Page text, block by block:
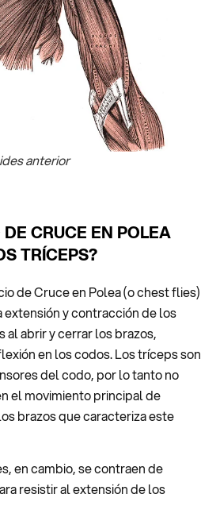
anterior
CRUCE EN POLEA
TRÍCEPS?
de Cruce en Polea (o chest flies)
extensión y contracción de los
abrir y cerrar los brazos,
en los codos. Los tríceps son
del codo, por lo tanto no
el movimiento principal de
brazos que caracteriza este
en cambio, se contraen de
resistir al extensión de los